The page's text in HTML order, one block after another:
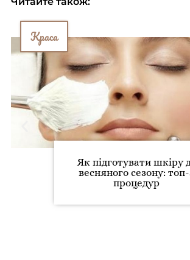
Краса
Як підготувати шкіру
весняного сезону:
процедур